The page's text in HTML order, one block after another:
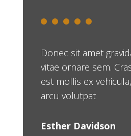
Donec sit amet
vitae ornare sem.
est mollis ex
arcu volutpat
Esther Davidson